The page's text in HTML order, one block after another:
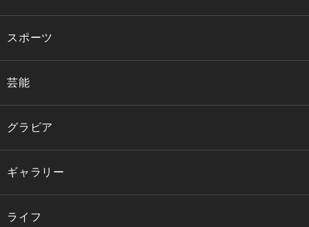
スポーツ
芸能
グラビア
ギャラリー
ライフ